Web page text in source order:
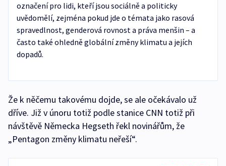
označení pro lidi, kteří jsou sociálně a politicky
uvědomělí, zejména pokud jde o témata jako rasová
spravedlnost, genderová rovnost a práva menšin – a
často také ohledně globální změny klimatu a jejích
dopadů.
Že k něčemu takovému dojde, se ale očekávalo už
dříve. Již v únoru totiž podle stanice CNN totiž při
návštěvě Německa Hegseth řekl novinářům, že
„Pentagon změny klimatu neřeší“.